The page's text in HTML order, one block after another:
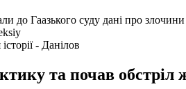
- Данілов
та почав обстріл